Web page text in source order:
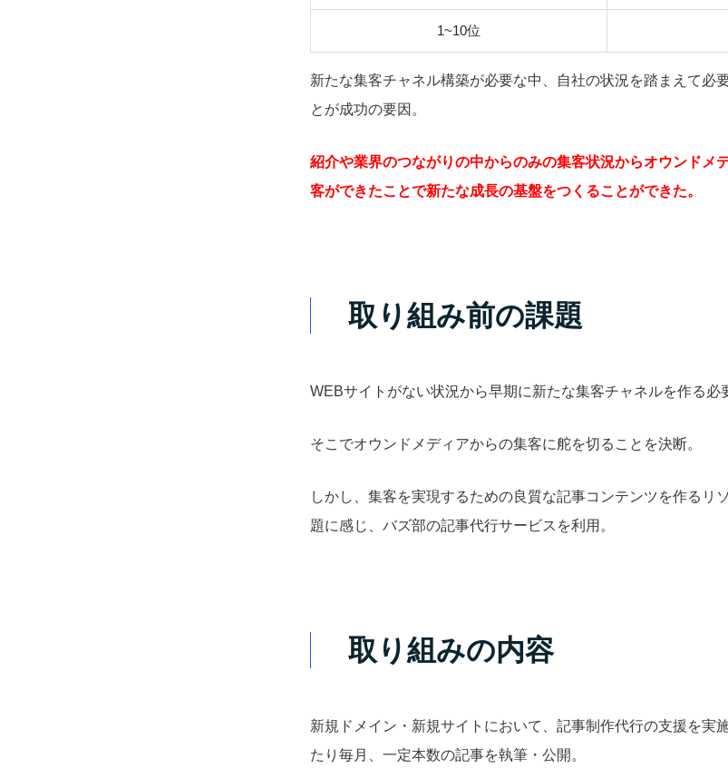
1~10位
新たな集客チャネル構築が必要な中、自社の状況を踏まえて必
とが成功の要因。
紹介や業界のつながりの中からのみの集客状況からオウンドメ
客ができたことで新たな成長の基盤をつくることができた。
取り組み前の課題
WEBサイトがない状況から早期に新たな集客チャネルを作る必
そこでオウンドメディアからの集客に舵を切ることを決断。
しかし、集客を実現するための良質な記事コンテンツを作るリ
題に感じ、バズ部の記事代行サービスを利用。
取り組みの内容
新規ドメイン・新規サイトにおいて、記事制作代行の支援を実
たり毎月、一定本数の記事を執筆・公開。